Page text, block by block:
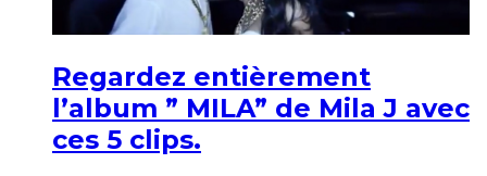
Regardez entièrement
l’album ” MILA” de Mila J avec
ces 5 clips.